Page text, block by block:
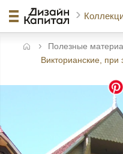
Полезные
Викторианские,